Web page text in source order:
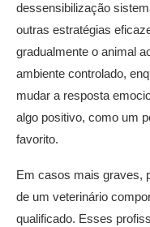
dessensibilização
outras estratégias
gradualmente o animal
ambiente controlado,
mudar a resposta
algo positivo, como um
favorito.
Em casos mais graves,
de um veterinário
qualificado. Esses